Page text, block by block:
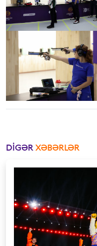
DIGƏRXƏBƏRLƏR